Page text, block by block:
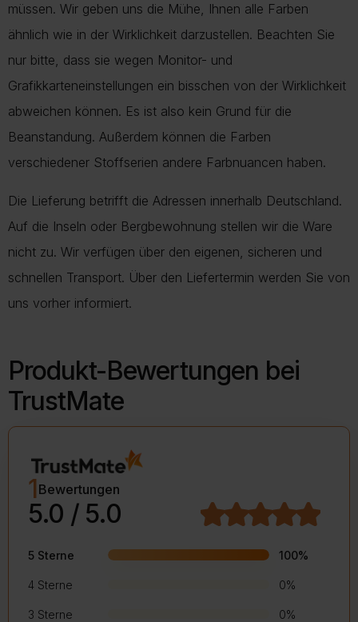
müssen. Wir geben uns die Mühe, Ihnen alle Farben
ähnlich wie in der Wirklichkeit darzustellen. Beachten Sie
nur bitte, dass sie wegen Monitor- und
Grafikkarteneinstellungen ein bisschen von der Wirklichkeit
abweichen können. Es ist also kein Grund für die
Beanstandung. Außerdem können die Farben
verschiedener Stoffserien andere Farbnuancen haben.
Die Lieferung betrifft die Adressen innerhalb Deutschland.
Auf die Inseln oder Bergbewohnung stellen wir die Ware
nicht zu. Wir verfügen über den eigenen, sicheren und
schnellen Transport. Über den Liefertermin werden Sie von
uns vorher informiert.
Produkt-Bewertungen bei
TrustMate
1Bewertungen
5.0 / 5.0
5 Sterne 100%
4 Sterne 0%
3 Sterne 0%